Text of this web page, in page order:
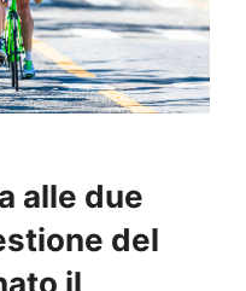
alle due
del
il